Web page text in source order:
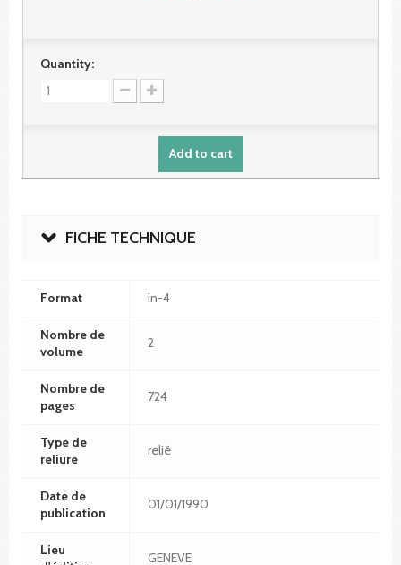
Quantity:
Add to cart
FICHE TECHNIQUE
Format in-4
Nombre de
volume
2
Nombre de
pages
724
Type de
reliure
relié
Date de
publication
01/01/1990
Lieu
GENEVE